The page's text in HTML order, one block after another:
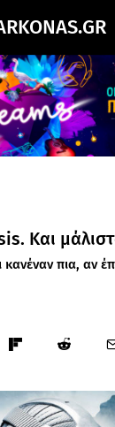
Και
πια, αν